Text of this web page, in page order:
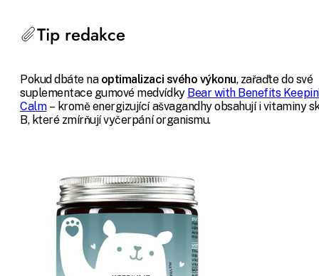
Tip redakce
Pokud dbáte na optimalizaci svého výkonu, zařaďte do své
suplementace gumové medvídky Bear with Benefits
Calm– kromě energizující ašvagandhy obsahují i vitaminy
B, které zmírňují vyčerpání organismu.